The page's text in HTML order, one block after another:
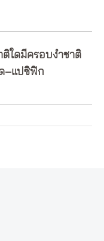
ติใดมีครอบงำชาติ
–แปซิฟิก